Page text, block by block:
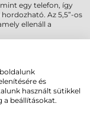
egy telefon, így
Az 5,5”-os
ellenáll a
MEG
és
használt sütikkel
a beállításokat.